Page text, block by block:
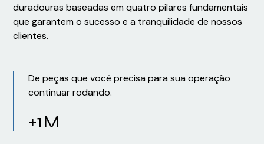
duradouras baseadas em quatro pilares fundamentais
que garantem o sucesso e a tranquilidade de nossos
clientes.
De peças que você precisa para sua operação
continuar rodando.
+1M